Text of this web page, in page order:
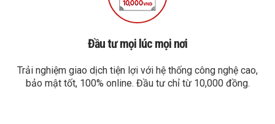
Đầu tư mọi lúc mọi nơi
Trải nghiệm giao dịch tiện lợi với hệ thống công nghệ cao,
bảo mật tốt, 100% online. Đầu tư chỉ từ 10,000 đồng.